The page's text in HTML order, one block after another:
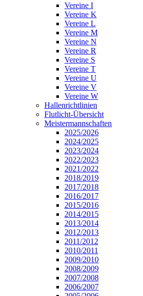
Vereine I
Vereine K
Vereine L
Vereine M
Vereine N
Vereine R
Vereine S
Vereine T
Vereine U
Vereine V
Vereine W
Hallenrichtlinien
Flutlicht-Übersicht
Meistermannschaften
2025/2026
2024/2025
2023/2024
2022/2023
2021/2022
2018/2019
2017/2018
2016/2017
2015/2016
2014/2015
2013/2014
2012/2013
2011/2012
2010/2011
2009/2010
2008/2009
2007/2008
2006/2007